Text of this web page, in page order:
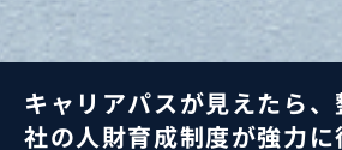
キャリアパスが見えたら
社の人財育成制度が強力に